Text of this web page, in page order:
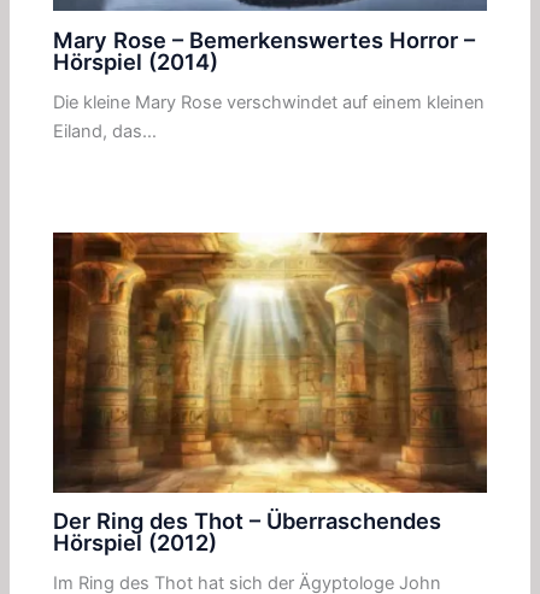
Mary Rose – Bemerkenswertes Horror –
Hörspiel (2014)
Die kleine Mary Rose verschwindet auf einem kleinen
Eiland, das…
Der Ring des Thot – Überraschendes
Hörspiel (2012)
Im Ring des Thot hat sich der Ägyptologe John